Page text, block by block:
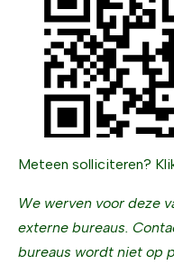
Meteen solliciteren?
We werven voor deze
externe bureaus.
bureaus wordt niet op